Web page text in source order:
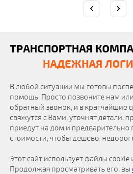
ТРАНСПОРТНАЯ
НАДЕЖНАЯ
В любой ситуации мы готовы
помощь. Просто позвоните нам или
обратный звонок, и в кратчайшие
свяжутся с Вами, уточнят детали,
приедут на дом и предварительно
стоимости, чтобы дешево,
Этот сайт использует файлы
Продолжая просматривать его, вы